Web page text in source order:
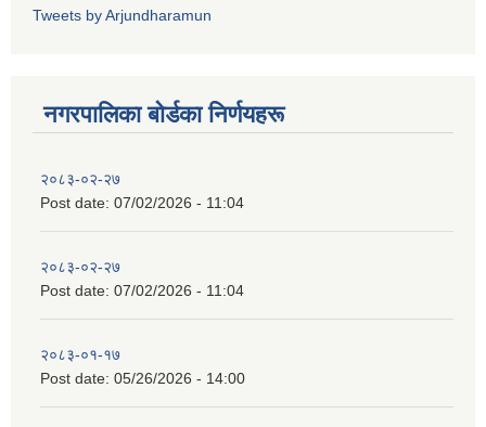
Tweets by Arjundharamun
नगरपालिका बाेर्डका निर्णयहरू
२०८३-०२-२७
Post date: 07/02/2026 - 11:04
२०८३-०२-२७
Post date: 07/02/2026 - 11:04
२०८३-०१-१७
Post date: 05/26/2026 - 14:00